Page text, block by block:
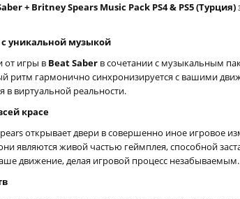
+ Britney Spears Music Pack PS4 & PS5 (Турция)
уникальной музыкой
игры в Beat Saber в сочетании с музыкальным
ритм гармонично синхронизируется с вашими
в виртуальной реальности.
красе
открывает двери в совершенно иное
являются живой частью геймплея, способной
движение, делая игровой процесс незабываемым.